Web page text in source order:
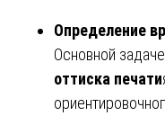
Определение
Основной
оттиска печати